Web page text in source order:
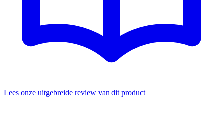
Lees onze uitgebreide review van dit product